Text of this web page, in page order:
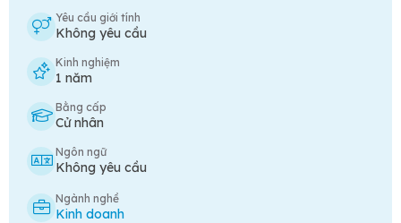
Yêu cầu giới tính
Không yêu cầu
Kinh nghiệm
1 năm
Bằng cấp
Cử nhân
Ngôn ngữ
Không yêu cầu
Ngành nghề
Kinh doanh